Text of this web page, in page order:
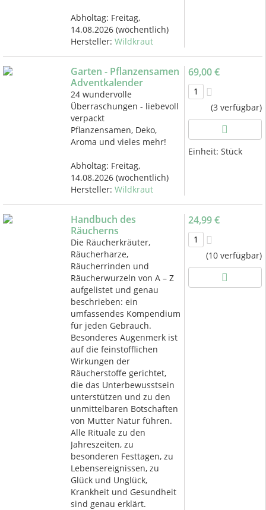
Abholtag: Freitag,
14.08.2026(wöchentlich)
Hersteller: Wildkraut
Garten - Pflanzensamen
Adventkalender
24 wundervolle
Überraschungen - liebevoll
verpackt
Pflanzensamen, Deko,
Aroma und vieles mehr!
Abholtag: Freitag,
14.08.2026(wöchentlich)
Hersteller: Wildkraut
69,00 €
(3 verfügbar)
Einheit: Stück
Handbuch des
Räucherns
Die Räucherkräuter,
Räucherharze,
Räucherrinden und
Räucherwurzeln von A – Z
aufgelistet und genau
beschrieben: ein
umfassendes Kompendium
für jeden Gebrauch.
Besonderes Augenmerk ist
auf die feinstofflichen
Wirkungen der
Räucherstoffe gerichtet,
die das Unterbewusstsein
unterstützen und zu den
unmittelbaren Botschaften
von Mutter Natur führen.
Alle Rituale zu den
Jahreszeiten, zu
besonderen Festtagen, zu
Lebensereignissen, zu
Glück und Unglück,
Krankheit und Gesundheit
sind genau erklärt.
24,99 €
(10 verfügbar)